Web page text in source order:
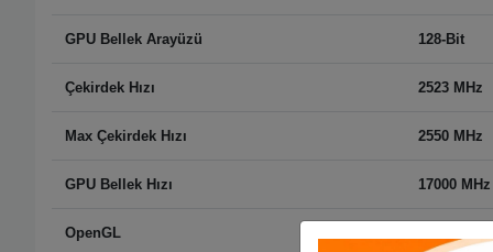
GPU Bellek Arayüzü 128-Bit
Çekirdek Hızı 2523 MHz
Max Çekirdek Hızı 2550 MHz
GPU Bellek Hızı 17000 MHz
OpenGL